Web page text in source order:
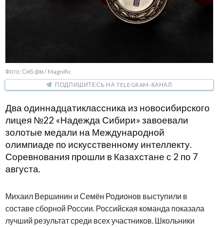
Фото: Сиб.фм / Magnific
ПОДПИШИТЕСЬ НА TELEGRAM-КАНАЛ
Два одиннадцатиклассника из новосибирского
лицея №22 «Надежда Сибири» завоевали
золотые медали на Международной
олимпиаде по искусственному интеллекту.
Соревнования прошли в Казахстане с 2 по 7
августа.
Михаил Вершинин и Семён Родионов выступили в
составе сборной России. Российская команда показала
лучший результат среди всех участников. Школьники